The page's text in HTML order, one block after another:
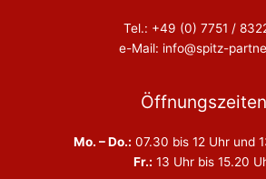
Tel.: +49 (0) 7751 /
e-Mail: info@spitz-
Öffnungszeiten
Mo. – Do.: 07.30 bis 12 Uhr und
Fr.: 13 Uhr bis 15.20